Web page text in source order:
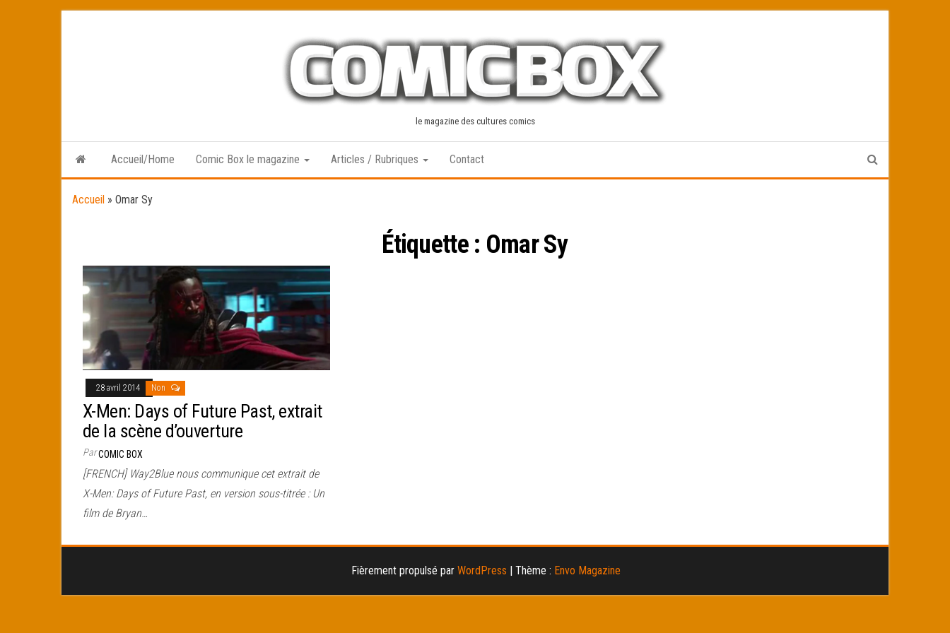
le magazine des cultures comics
Accueil/Home Comic Box le magazine Articles / Rubriques Contact
Accueil » Omar Sy
Étiquette : Omar Sy
28 avril 2014 Non
X-Men: Days of Future Past, extrait
de la scène d’ouverture
ParCOMIC BOX
[FRENCH] Way2Blue nous communique cet extrait de
X-Men: Days of Future Past, en version sous-titrée : Un
film de Bryan…
Fièrement propulsé par WordPress | Thème : Envo Magazine